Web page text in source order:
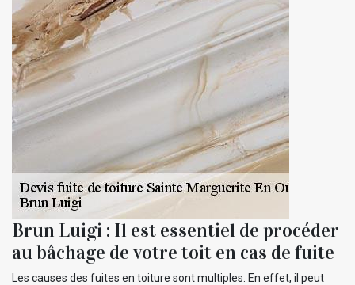
Brun Luigi : Il est essentiel de procéder
au bâchage de votre toit en cas de fuite
Les causes des fuites en toiture sont multiples. En effet, il peut